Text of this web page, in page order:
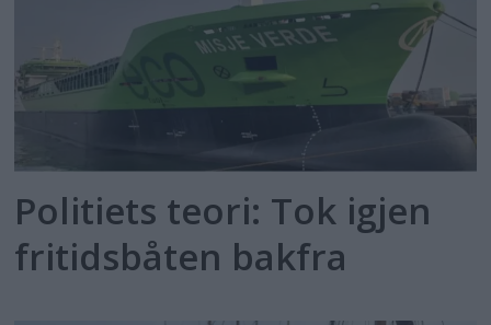
Politiets teori: Tok igjen
fritidsbåten bakfra